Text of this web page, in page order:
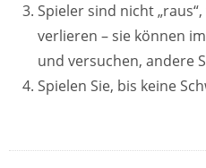
Spieler sind nicht
verlieren – sie können
und versuchen, andere
Spielen Sie, bis keine